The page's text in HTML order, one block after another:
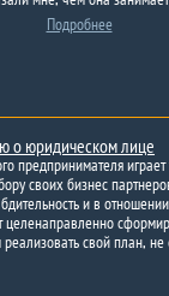
Подробнее
о юридическом лице
предпринимателя играет
своих бизнес
и в
свой план, не